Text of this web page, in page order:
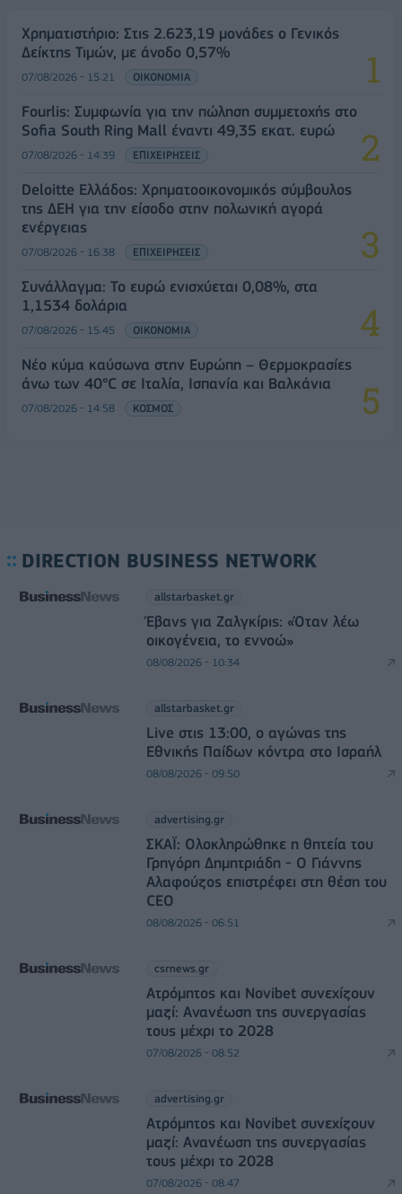
Χρηματιστήριο: Στις 2.623,19 μονάδες ο Γενικός
Δείκτης Τιμών, με άνοδο 0,57%
07/08/2026 - 15:21 ΟΙΚΟΝΟΜΙΑ
Fourlis: Συμφωνία για την πώληση συμμετοχής στο
Sofia South Ring Mall έναντι 49,35 εκατ. ευρώ
07/08/2026 - 14:39 ΕΠΙΧΕΙΡΗΣΕΙΣ
Deloitte Ελλάδος: Χρηματοοικονομικός σύμβουλος
της ΔΕΗ για την είσοδο στην πολωνική αγορά
ενέργειας
07/08/2026 - 16:38 ΕΠΙΧΕΙΡΗΣΕΙΣ
Συνάλλαγμα: Το ευρώ ενισχύεται 0,08%, στα
1,1534 δολάρια
07/08/2026 - 15:45 ΟΙΚΟΝΟΜΙΑ
Νέο κύμα καύσωνα στην Ευρώπη – Θερμοκρασίες
άνω των 40°C σε Ιταλία, Ισπανία και Βαλκάνια
07/08/2026 - 14:58 ΚΟΣΜΟΣ
DIRECTION BUSINESS NETWORK
allstarbasket.gr
Έβανς για Ζαλγκίρις: «Όταν λέω
οικογένεια, το εννοώ»
08/08/2026 - 10:34
allstarbasket.gr
Live στις 13:00, ο αγώνας της
Εθνικής Παίδων κόντρα στο Ισραήλ
08/08/2026 - 09:50
advertising.gr
ΣΚΑΪ: Ολοκληρώθηκε η θητεία του
Γρηγόρη Δημητριάδη - Ο Γιάννης
Αλαφούζος επιστρέφει στη θέση του
CEO
08/08/2026 - 06:51
csrnews.gr
Ατρόμητος και Novibet συνεχίζουν
μαζί: Ανανέωση της συνεργασίας
τους μέχρι το 2028
07/08/2026 - 08:52
advertising.gr
Ατρόμητος και Novibet συνεχίζουν
μαζί: Ανανέωση της συνεργασίας
τους μέχρι το 2028
07/08/2026 - 08:47